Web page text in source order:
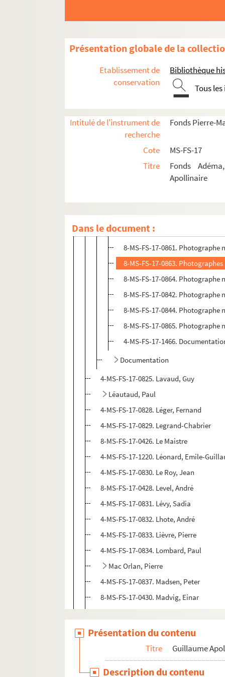
Présentation globale de la
Etablissement de
conservation
Bibliothèque
Tous
Intitulé de l'instrument de
recherche
Fonds Pierre-
Cote
MS-FS-17
Titre
Fonds
Apollinaire
Dans le document :
Lagut, Irène
8-MS-FS-17-0409. La Jeunesse, Ernest
4-MS-FS-17-0809. Lalou, René
4-MS-FS-17-0810. Lanne, Adolphe
4-MS-FS-17-0811. Lara, Louise
4-MS-FS-17-0812. Larguier, Léo
4-MS-FS-17-0816. Larionov, Michel
8-MS-FS-17-0410. Latourrette, Louis
Laurencin, Marie
Dessins et gravures
Portraits
8-MS-FS-17-0862.
8-MS-FS-17-0861.
8-MS-FS-17-0863.
8-MS-FS-17-0864.
8-MS-FS-17-0842. Photographe
8-MS-FS-17-0844.
8-MS-FS-17-0865.
4-MS-FS-17-1466.
Documentation
4-MS-FS-17-0825. Lavaud, Guy
Léautaud, Paul
4-MS-FS-17-0828. Léger, Fernand
4-MS-FS-17-0829. Legrand-Chabrier
8-MS-FS-17-0426. Le Maistre
4-MS-FS-17-1220. Léonard, Emile-
4-MS-FS-17-0830. Le Roy, Jean
8-MS-FS-17-0428. Level, André
4-MS-FS-17-0831. Lévy, Sadia
4-MS-FS-17-0832. Lhote, André
4-MS-FS-17-0833. Lièvre, Pierre
4-MS-FS-17-0834. Lombard, Paul
Mac Orlan, Pierre
4-MS-FS-17-0837. Madsen, Peter
8-MS-FS-17-0430. Madvig, Einar
4-MS-FS-17-0839. Mallarmé, Stéphane
4-MS-FS-17-0840. Manolo
8-MS-FS-17-0431. Marcel-Lenoir
Présentation du contenu
Titre Guillaume
Description du contenu